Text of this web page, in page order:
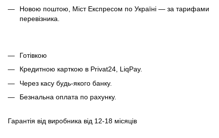
Новою поштою, Міст Експресом по Україні — за тарифами
перевізника.
Готівкою
Кредитною карткою в Privat24, LiqPay.
Через касу будь-якого банку.
Безнальна оплата по рахунку.
Гарантія від виробника від 12-18 місяців